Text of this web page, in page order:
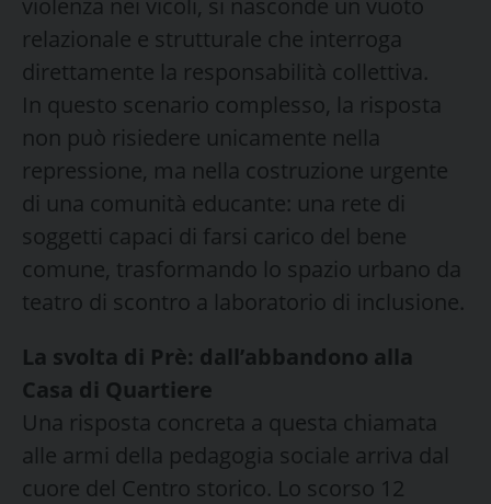
relazionale e strutturale che interroga
direttamente la responsabilità collettiva.
In questo scenario complesso, la risposta
non può risiedere unicamente nella
repressione, ma nella costruzione urgente
di una comunità educante: una rete di
soggetti capaci di farsi carico del bene
comune, trasformando lo spazio urbano da
teatro di scontro a laboratorio di inclusione.
La svolta di Prè: dall’abbandono alla
Casa di Quartiere
Una risposta concreta a questa chiamata
alle armi della pedagogia sociale arriva dal
cuore del Centro storico. Lo scorso 12